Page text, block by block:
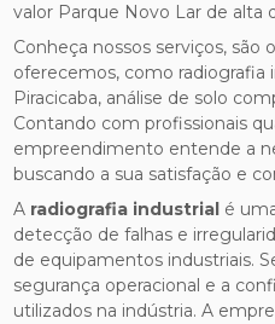
valor Parque Novo Lar de alta
Conheça nossos serviços, são
oferecemos, como radiografia
Piracicaba, análise de solo
Contando com profissionais
empreendimento entende a
buscando a sua satisfação e
A radiografia industrial é
detecção de falhas e
de equipamentos industriais.
segurança operacional e a
utilizados na indústria. A